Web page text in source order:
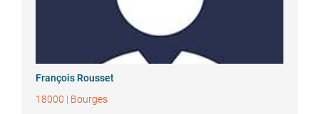
François Rousset
18000 | Bourges